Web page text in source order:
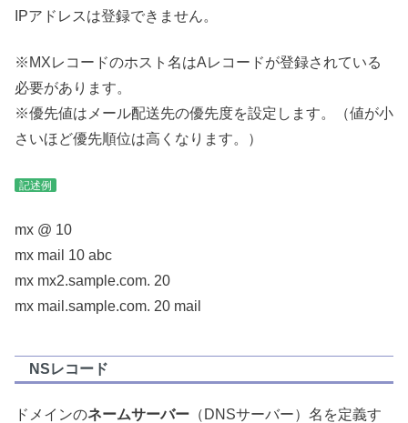
IPアドレスは登録できません。
※MXレコードのホスト名はAレコードが登録されている
必要があります。
※優先値はメール配送先の優先度を設定します。（値が小
さいほど優先順位は高くなります。）
記述例
mx @ 10
mx mail 10 abc
mx mx2.sample.com. 20
mx mail.sample.com. 20 mail
NSレコード
ドメインのネームサーバー （DNSサーバー）名を定義す